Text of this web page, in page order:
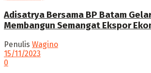
Adisatrya Bersama BP Batam
Membangun Semangat Ekspor
Penulis Wagino
15/11/2023
0